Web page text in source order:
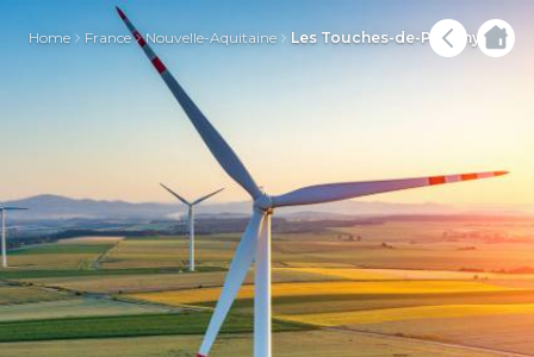
Home France Nouvelle-Aquitaine Les Touches-de-Périgny